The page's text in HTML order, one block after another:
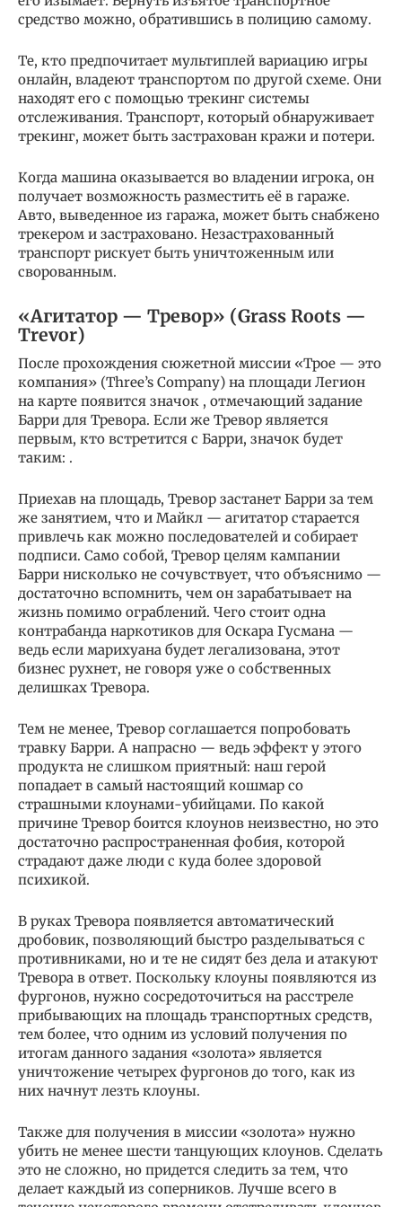
средство можно, обратившись в полицию самому.
Те, кто предпочитает мультиплей вариацию игры
онлайн, владеют транспортом по другой схеме. Они
находят его с помощью трекинг системы
отслеживания. Транспорт, который обнаруживает
трекинг, может быть застрахован кражи и потери.
Когда машина оказывается во владении игрока, он
получает возможность разместить её в гараже.
Авто, выведенное из гаража, может быть снабжено
трекером и застраховано. Незастрахованный
транспорт рискует быть уничтоженным или
сворованным.
«Агитатор — Тревор» (Grass Roots —
Trevor)
После прохождения сюжетной миссии «Трое — это
компания» (Three’s Company) на площади Легион
на карте появится значок , отмечающий задание
Барри для Тревора. Если же Тревор является
первым, кто встретится с Барри, значок будет
таким: .
Приехав на площадь, Тревор застанет Барри за тем
же занятием, что и Майкл — агитатор старается
привлечь как можно последователей и собирает
подписи. Само собой, Тревор целям кампании
Барри нисколько не сочувствует, что объяснимо —
достаточно вспомнить, чем он зарабатывает на
жизнь помимо ограблений. Чего стоит одна
контрабанда наркотиков для Оскара Гусмана —
ведь если марихуана будет легализована, этот
бизнес рухнет, не говоря уже о собственных
делишках Тревора.
Тем не менее, Тревор соглашается попробовать
травку Барри. А напрасно — ведь эффект у этого
продукта не слишком приятный: наш герой
попадает в самый настоящий кошмар со
страшными клоунами-убийцами. По какой
причине Тревор боится клоунов неизвестно, но это
достаточно распространенная фобия, которой
страдают даже люди с куда более здоровой
психикой.
В руках Тревора появляется автоматический
дробовик, позволяющий быстро разделываться с
противниками, но и те не сидят без дела и атакуют
Тревора в ответ. Поскольку клоуны появляются из
фургонов, нужно сосредоточиться на расстреле
прибывающих на площадь транспортных средств,
тем более, что одним из условий получения по
итогам данного задания «золота» является
уничтожение четырех фургонов до того, как из
них начнут лезть клоуны.
Также для получения в миссии «золота» нужно
убить не менее шести танцующих клоунов. Сделать
это не сложно, но придется следить за тем, что
делает каждый из соперников. Лучше всего в